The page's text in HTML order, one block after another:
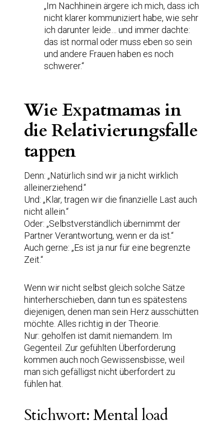
„Im Nachhinein ärgere ich mich, dass ich
nicht klarer kommuniziert habe, wie sehr
ich darunter leide… und immer dachte:
das ist normal oder muss eben so sein
und andere Frauen haben es noch
schwerer.“
Wie Expatmamas in
die Relativierungsfalle
tappen
Denn: „Natürlich sind wir ja nicht wirklich
alleinerziehend.“
Und: „Klar, tragen wir die finanzielle Last auch
nicht allein.“
Oder: „Selbstverständlich übernimmt der
Partner Verantwortung, wenn er da ist.“
Auch gerne: „Es ist ja nur für eine begrenzte
Zeit.“
Wenn wir nicht selbst gleich solche Sätze
hinterherschieben, dann tun es spätestens
diejenigen, denen man sein Herz ausschütten
möchte. Alles richtig in der Theorie.
Nur: geholfen ist damit niemandem. Im
Gegenteil. Zur gefühlten Überforderung
kommen auch noch Gewissensbisse, weil
man sich gefälligst nicht überfordert zu
fühlen hat.
Stichwort: Mental load